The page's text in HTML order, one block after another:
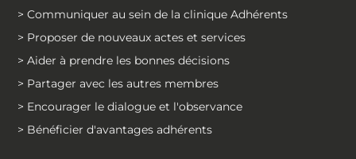
> Communiquer au sein de la clinique Adhérents
> Proposer de nouveaux actes et services
> Aider à prendre les bonnes décisions
> Partager avec les autres membres
> Encourager le dialogue et l'observance
> Bénéficier d'avantages adhérents